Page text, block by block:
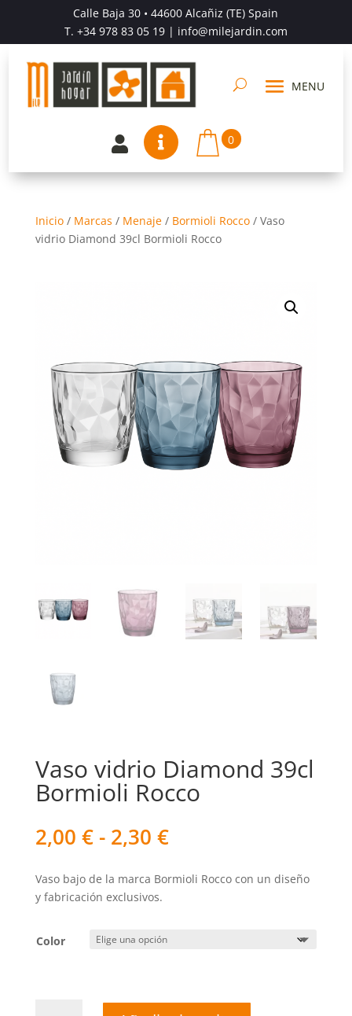
Calle Baja 30 • 44600 Alcañiz (TE) Spain
T. +34 978 83 05 19| info@milejardin.com
  0
Inicio/ Marcas / Menaje/ Bormioli Rocco/ Vaso
vidrio Diamond 39cl Bormioli Rocco
Vaso vidrio Diamond 39cl
Bormioli Rocco
2,00 € - 2,30 €Rango
de
precios:
desde
Vaso bajo de la marca Bormioli Rocco con un diseño
y fabricación exclusivos.
Color